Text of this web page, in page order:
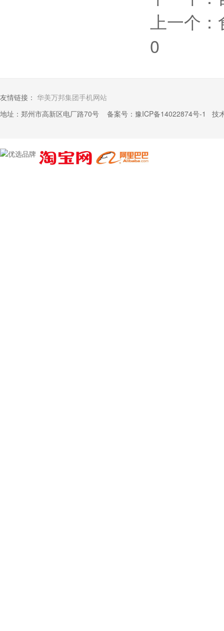
上一个：
0
友情链接： 华美万邦集团手机网站
地址：郑州市高新区电厂路70号 备案号： 豫ICP备14022874号-1 技